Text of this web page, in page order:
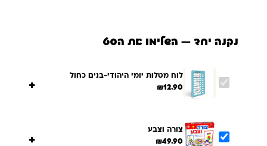
נקנה יחד — השלימו את הסט
לוח מטלות יומי היהודי-בנים כחול
₪12.90
צורה וצבע
₪49.90